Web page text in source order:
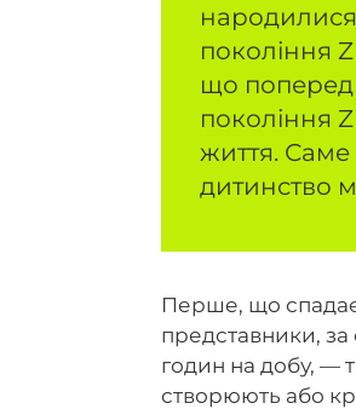
покоління
що
покоління
життя. Саме
дитинство
Перше, що
представники,
годин на добу, —
створюють або